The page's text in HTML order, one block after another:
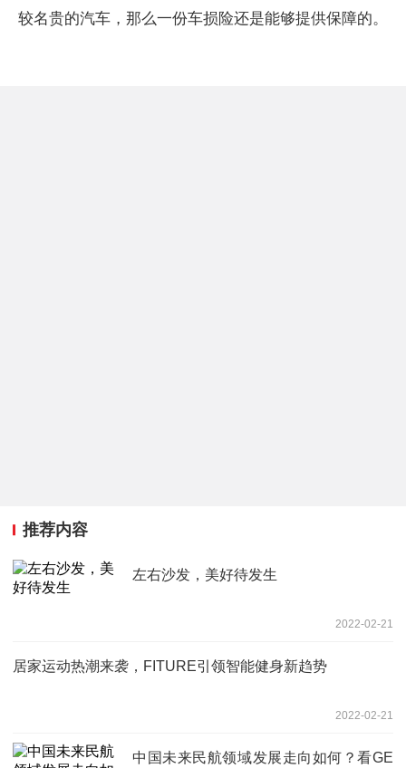
较名贵的汽车，那么一份车损险还是能够提供保障的。
推荐内容
左右沙发，美好待发生
2022-02-21
居家运动热潮来袭，FITURE引领智能健身新趋势
2022-02-21
中国未来民航领域发展走向如何？看GE